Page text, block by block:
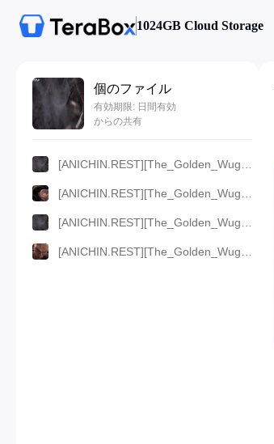
1024GB Cloud Storage
個のファイル
有効期限: 日間有効
からの共有